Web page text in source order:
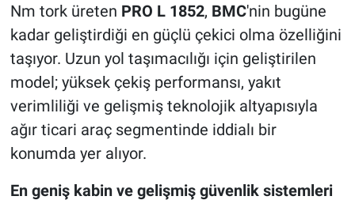
Nm tork üreten PRO L 1852, BMC'nin bugüne
kadar geliştirdiği en güçlü çekici olma özelliğini
taşıyor. Uzun yol taşımacılığı için geliştirilen
model; yüksek çekiş performansı, yakıt
verimliliği ve gelişmiş teknolojik altyapısıyla
ağır ticari araç segmentinde iddialı bir
konumda yer alıyor.
En geniş kabin ve gelişmiş güvenlik sistemleri